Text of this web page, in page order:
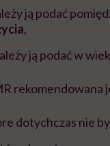
ją podać
,
ją podać w
rekomendowana
dotychczas nie